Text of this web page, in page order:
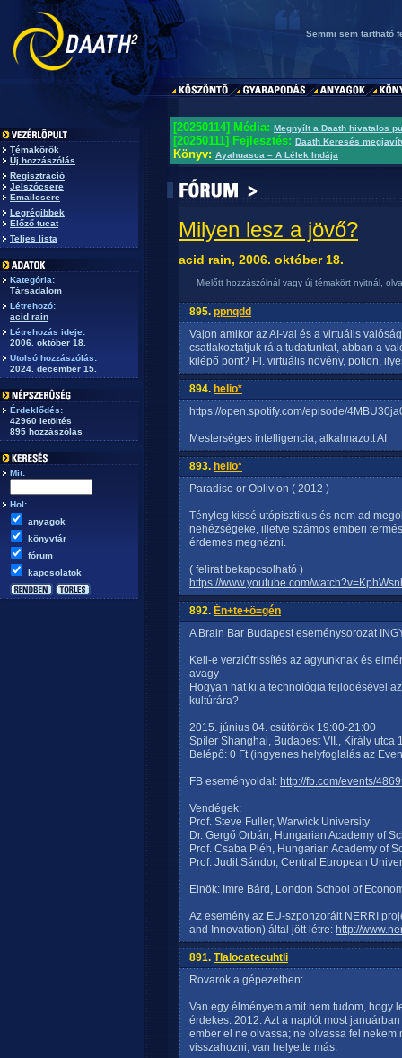
Semmi sem tartható
Témakörök
Új hozzászólás
Regisztráció
Jelszócsere
Emailcsere
Legrégibbek
Előző tucat
Teljes lista
Kategória:
Társadalom
Létrehozó:
acid rain
Létrehozás ideje:
2006. október 18.
Utolsó hozzászólás:
2024. december 15.
Érdeklődés:
42960 letöltés
895 hozzászólás
Mit:
Hol:
anyagok
könyvtár
fórum
kapcsolatok
[20250114] Média: Megnyílt a Daath hivatalos
[20250111] Fejlesztés: Daath Keresés
Könyv: Ayahuasca – A Lélek Indája
Milyen lesz a jövő?
acid rain, 2006. október 18.
Mielőtt hozzászólnál vagy új témakört nyitnál,
895. ppnqdd
Vajon amikor az AI-val és a virtuális
csatlakoztatjuk rá a tudatunkat, abban a
kilépő pont? Pl. virtuális növény, potion,
894. helio*
https://open.spotify.com/episode/
Mesterséges intelligencia, alkalmazott AI
893. helio*
Paradise or Oblivion ( 2012 )
Tényleg kissé utópisztikus és nem ad
nehézségeke, illetve számos emberi
érdemes megnézni.
( felirat bekapcsolható )
https://www.youtube.com/
892. Én+te+ö=gén
A Brain Bar Budapest eseménysorozat
Kell-e verziófrissítés az agyunknak és
avagy
Hogyan hat ki a technológia fejlödésével
kultúrára?
2015. június 04. csütörtök 19:00-21:00
Spíler Shanghai, Budapest VII., Király utca
Belépő: 0 Ft (ingyenes helyfoglalás az
FB eseményoldal: http://fb.com/events/
Vendégek:
Prof. Steve Fuller, Warwick University
Dr. Gergő Orbán, Hungarian Academy of
Prof. Csaba Pléh, Hungarian Academy of
Prof. Judit Sándor, Central European
Elnök: Imre Bárd, London School of
Az esemény az EU-szponzorált NERRI
and Innovation) által jött létre: http://
891. Tlalocatecuhtli
Rovarok a gépezetben:
Van egy élményem amit nem tudom, hogy
érdekes. 2012. Azt a naplót most
ember el ne olvassa; ne olvassa fel nekem
visszahozni, van helyette más.